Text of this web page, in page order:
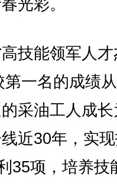
光彩。
能领军人才
一名的成绩
采油工人成
近30年，实
35项，培养技